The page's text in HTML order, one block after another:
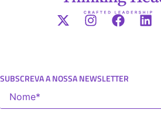
SUBSCREVA A NOSSA NEWSLETTER